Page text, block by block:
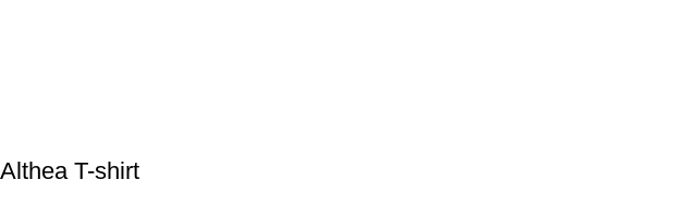
Althea T-shirt